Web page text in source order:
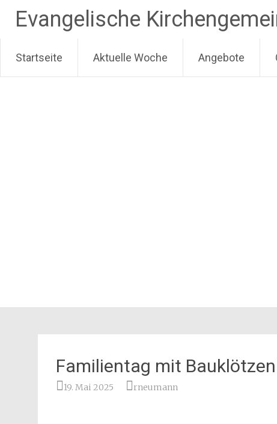
Evangelische
Startseite Aktuelle Woche Angebote
Familientag mit
19. Mai 2025 rneumann